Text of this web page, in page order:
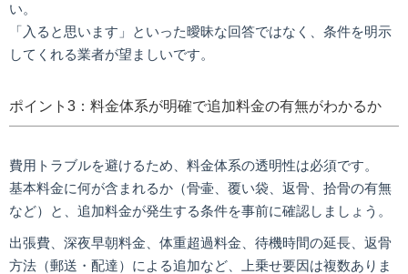
い。
「入ると思います」といった曖昧な回答ではなく、条件を明示
してくれる業者が望ましいです。
ポイント3：料金体系が明確で追加料金の有無がわかるか
費用トラブルを避けるため、料金体系の透明性は必須です。
基本料金に何が含まれるか（骨壷、覆い袋、返骨、拾骨の有無
など）と、追加料金が発生する条件を事前に確認しましょう。
出張費、深夜早朝料金、体重超過料金、待機時間の延長、返骨
方法（郵送・配達）による追加など、上乗せ要因は複数ありま